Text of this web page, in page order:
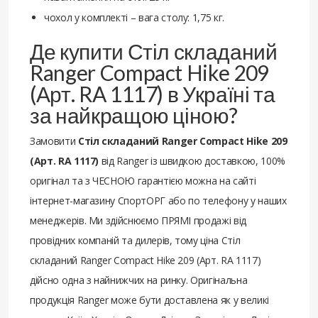
чохол у комплекті – вага столу: 1,75 кг.
Де купити Стіл складаний
Ranger Compact Hike 209
(Арт. RA 1117) в Україні та
за найкращою ціною?
Замовити Стіл складаний Ranger Compact Hike 209
(Арт. RA 1117) від Ranger із швидкою доставкою, 100%
оригінал та з ЧЕСНОЮ гарантією можна на сайті
інтернет-магазину СпортОРГ або по телефону у наших
менеджерів. Ми здійснюємо ПРЯМІ продажі від
провідних компаній та дилерів, тому ціна Стіл
складаний Ranger Compact Hike 209 (Арт. RA 1117)
дійсно одна з найнижчих на ринку. Оригінальна
продукція Ranger може бути доставлена ​​як у великі